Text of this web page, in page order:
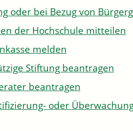
oder bei Bezug von
der Hochschule mitteilen
melden
Stiftung beantragen
beantragen
oder